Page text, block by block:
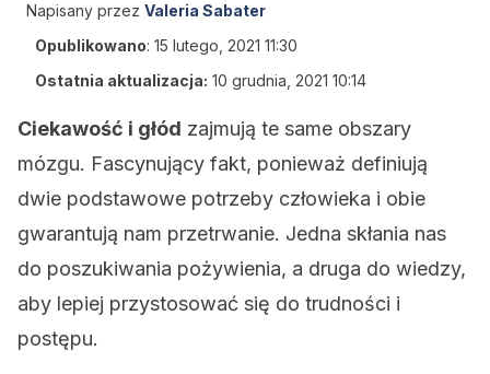
Napisany przez Valeria Sabater
Opublikowano: 15 lutego, 2021 11:30
Ostatnia aktualizacja: 10 grudnia, 2021 10:14
Ciekawość i głód zajmują te same obszary
mózgu. Fascynujący fakt, ponieważ definiują
dwie podstawowe potrzeby człowieka i obie
gwarantują nam przetrwanie. Jedna skłania nas
do poszukiwania pożywienia, a druga do wiedzy,
aby lepiej przystosować się do trudności i
postępu.